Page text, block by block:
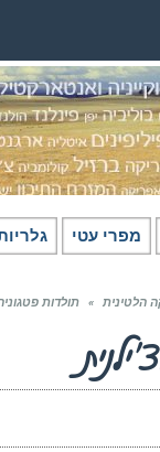
מפרי עטי
הלטינית » תולדות